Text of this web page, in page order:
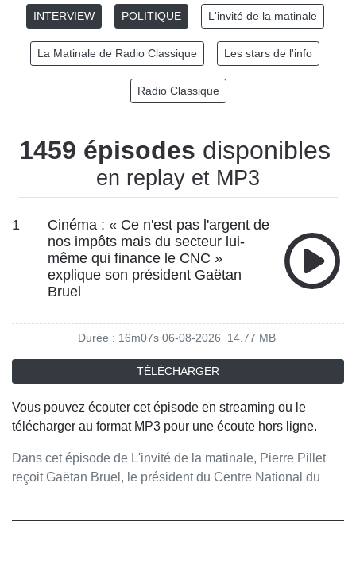
INTERVIEW POLITIQUE L'invité de la matinale
La Matinale de Radio Classique Les stars de l'info
Radio Classique
1459 épisodes disponibles
en replay et MP3
1
Cinéma : « Ce n'est pas l'argent de
nos impôts mais du secteur lui-
même qui finance le CNC »
explique son président Gaëtan
Bruel
Durée : 16m07s 06-08-2026 14.77 MB
TÉLÉCHARGER
Vous pouvez écouter cet épisode en streaming ou le
télécharger au format MP3 pour une écoute hors ligne.
Dans cet épisode de L'invité de la matinale, Pierre Pillet
reçoit Gaëtan Bruel, le président du Centre National du